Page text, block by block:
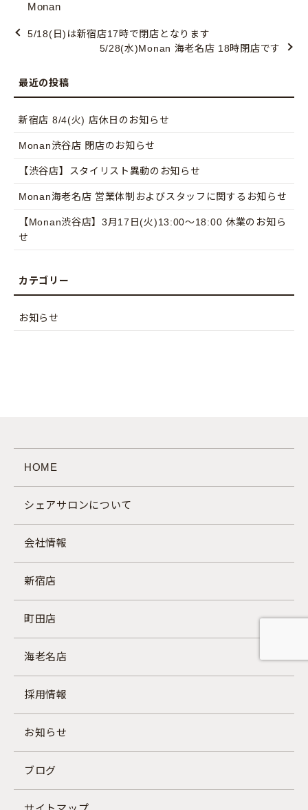
Monan
5/18(日)は新宿店17時で閉店となります
5/28(水)Monan 海老名店 18時閉店です
新宿店 8/4(火) 店休日のお知らせ
Monan渋谷店 閉店のお知らせ
【渋谷店】スタイリスト異動のお知らせ
Monan海老名店 営業体制およびスタッフに関するお知らせ
【Monan渋谷店】3月17日(火)13:00〜18:00 休業のお知ら
せ
お知らせ
HOME
シェアサロンについて
会社情報
新宿店
町田店
海老名店
採用情報
お知らせ
ブログ